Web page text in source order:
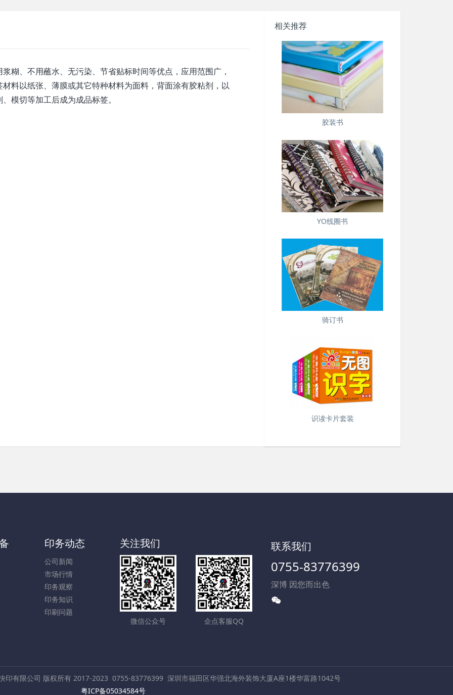
糊、不用蘸水、无污染、节省贴标时间等优点，应用范围广，
料以纸张、薄膜或其它特种材料为面料，背面涂有胶粘剂，以
模切等加工后成为成品标签。
相关推荐
胶装书
YO线圈书
骑订书
识读卡片套装
印务动态
公司新闻
市场行情
印务观察
印务知识
印刷问题
关注我们
微信公众号 企点客服QQ
联系我们
0755-83776399
深博 因您而出色
印有限公司 版权所有 2017-2023 0755-83776399 深圳市福田区华强北海外装饰大厦A座1楼华富路1042号
粤ICP备05034584号